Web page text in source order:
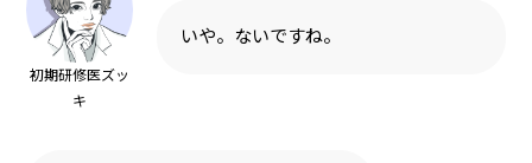
初期研修医ズッ
キ
いや。ないですね。